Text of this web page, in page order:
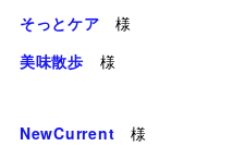
そっとケア 様
美味散歩 様
NewCurrent 様